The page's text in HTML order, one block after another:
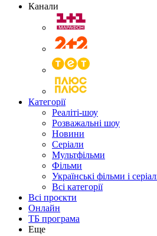
Канали
Категорії
Реаліті-шоу
Розважальні шоу
Новини
Серіали
Мультфільми
Фільми
Українські фільми і
Всі категорії
Всі проєкти
Онлайн
ТБ програма
Еще